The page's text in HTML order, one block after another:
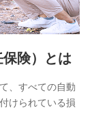
個人情報の取
険）とは
、すべての自動
けられている損